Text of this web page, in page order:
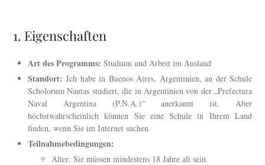
1. Eigenschaften
Art des Programms: Studium und Arbeit im Ausland
Standort:Ich habe in Buenos Aires, Argentinien, an der Schule
Scholorum Nautas studiert, die in Argentinien von der „Prefectura
Naval Argentina (P.N.A.)“ anerkannt ist. Aber
höchstwahrscheinlich können Sie eine Schule in Ihrem Land
finden, wenn Sie im Internet suchen.
Teilnahmebedingungen:
Alter: Sie müssen mindestens 18 Jahre alt sein.